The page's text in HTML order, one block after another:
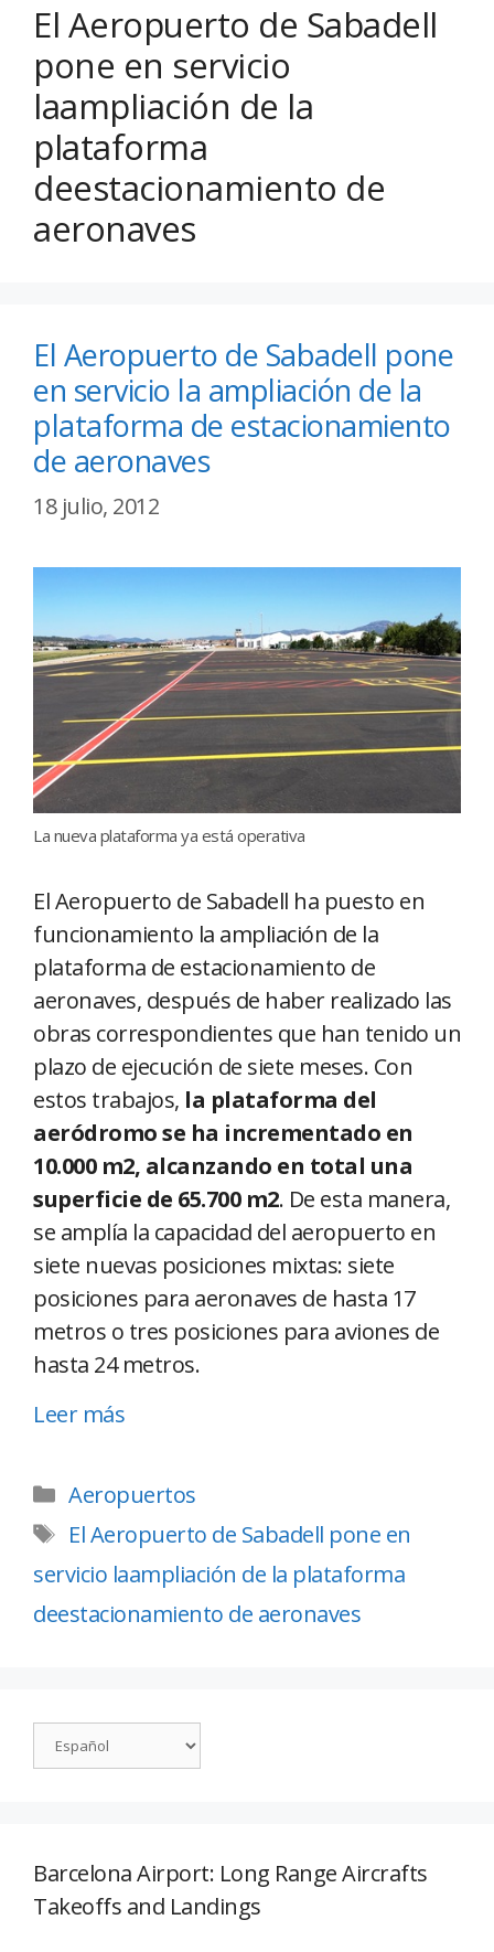
El Aeropuerto de Sabadell
pone en servicio
laampliación de la
plataforma
deestacionamiento de
aeronaves
El Aeropuerto de Sabadell pone
en servicio la ampliación de la
plataforma de estacionamiento
de aeronaves
18 julio, 2012
La nueva plataforma ya está operativa
El Aeropuerto de Sabadell ha puesto en
funcionamiento la ampliación de la
plataforma de estacionamiento de
aeronaves, después de haber realizado las
obras correspondientes que han tenido un
plazo de ejecución de siete meses. Con
estos trabajos, la plataforma del
aeródromo se ha incrementado en
10.000 m2, alcanzando en total una
superficie de 65.700 m2. De esta manera,
se amplía la capacidad del aeropuerto en
siete nuevas posiciones mixtas: siete
posiciones para aeronaves de hasta 17
metros o tres posiciones para aviones de
hasta 24 metros.
Leer más
Aeropuertos
El Aeropuerto de Sabadell pone en
servicio laampliación de la plataforma
deestacionamiento de aeronaves
Barcelona Airport: Long Range Aircrafts
Takeoffs and Landings